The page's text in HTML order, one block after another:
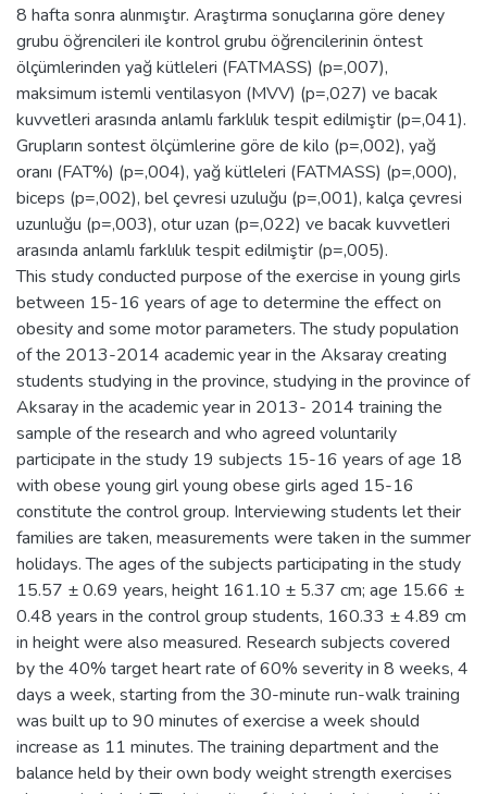
8 hafta sonra alınmıştır. Araştırma sonuçlarına göre deney
grubu öğrencileri ile kontrol grubu öğrencilerinin öntest
ölçümlerinden yağ kütleleri (FATMASS) (p=,007),
maksimum istemli ventilasyon (MVV) (p=,027) ve bacak
kuvvetleri arasında anlamlı farklılık tespit edilmiştir (p=,041).
Grupların sontest ölçümlerine göre de kilo (p=,002), yağ
oranı (FAT%) (p=,004), yağ kütleleri (FATMASS) (p=,000),
biceps (p=,002), bel çevresi uzuluğu (p=,001), kalça çevresi
uzunluğu (p=,003), otur uzan (p=,022) ve bacak kuvvetleri
arasında anlamlı farklılık tespit edilmiştir (p=,005).
This study conducted purpose of the exercise in young girls
between 15-16 years of age to determine the effect on
obesity and some motor parameters. The study population
of the 2013-2014 academic year in the Aksaray creating
students studying in the province, studying in the province of
Aksaray in the academic year in 2013- 2014 training the
sample of the research and who agreed voluntarily
participate in the study 19 subjects 15-16 years of age 18
with obese young girl young obese girls aged 15-16
constitute the control group. Interviewing students let their
families are taken, measurements were taken in the summer
holidays. The ages of the subjects participating in the study
15.57 ± 0.69 years, height 161.10 ± 5.37 cm; age 15.66 ±
0.48 years in the control group students, 160.33 ± 4.89 cm
in height were also measured. Research subjects covered
by the 40% target heart rate of 60% severity in 8 weeks, 4
days a week, starting from the 30-minute run-walk training
was built up to 90 minutes of exercise a week should
increase as 11 minutes. The training department and the
balance held by their own body weight strength exercises